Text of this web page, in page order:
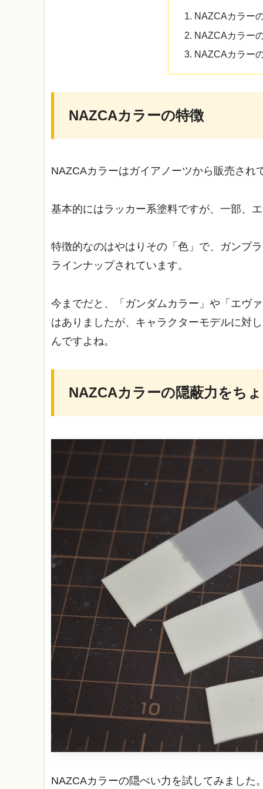
NAZCAカラー
NAZCAカラー
NAZCAカラー
NAZCAカラーの特徴
NAZCAカラーはガイアノーツから販売され
基本的にはラッカー系塗料ですが、一部、
特徴的なのはやはりその「色」で、ガンプ
ラインナップされています。
今までだと、「ガンダムカラー」や「エヴ
はありましたが、キャラクターモデルに対
んですよね。
NAZCAカラーの隠蔽力をち
NAZCAカラーの隠ぺい力を試してみました